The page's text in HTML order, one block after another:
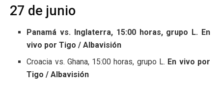
27 de junio
Panamá vs. Inglaterra, 15:00 horas, grupo L. En
vivo por Tigo / Albavisión
Croacia vs. Ghana, 15:00 horas, grupo L. En vivo por
Tigo / Albavisión